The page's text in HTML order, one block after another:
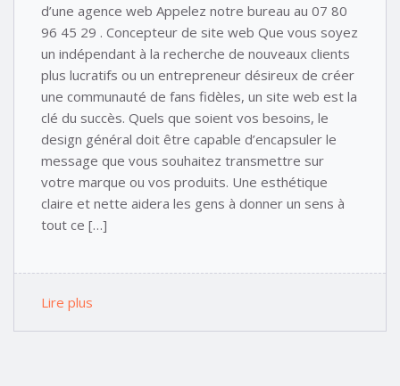
d’une agence web Appelez notre bureau au 07 80
96 45 29 . Concepteur de site web Que vous soyez
un indépendant à la recherche de nouveaux clients
plus lucratifs ou un entrepreneur désireux de créer
une communauté de fans fidèles, un site web est la
clé du succès. Quels que soient vos besoins, le
design général doit être capable d’encapsuler le
message que vous souhaitez transmettre sur
votre marque ou vos produits. Une esthétique
claire et nette aidera les gens à donner un sens à
tout ce […]
Lire plus